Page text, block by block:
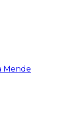
Mende